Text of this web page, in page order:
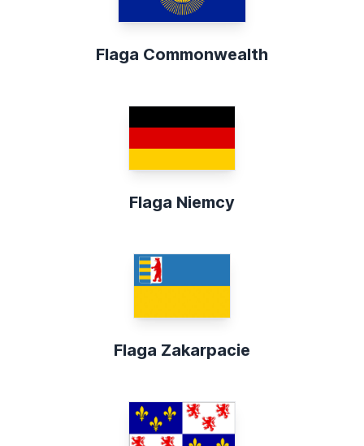
Flaga Commonwealth
Flaga Niemcy
Flaga Zakarpacie